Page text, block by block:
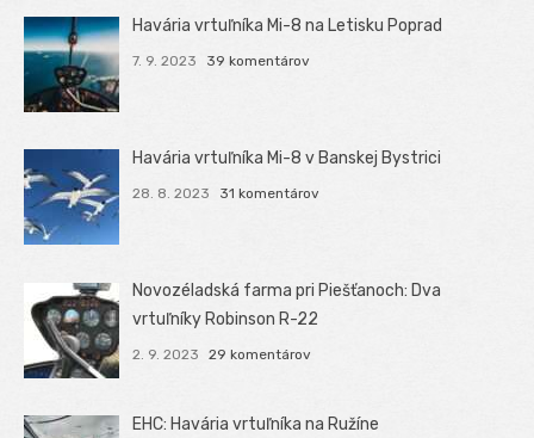
Havária vrtuľníka Mi-8 na Letisku Poprad
7. 9. 2023 39 komentárov
Havária vrtuľníka Mi-8 v Banskej Bystrici
28. 8. 2023 31 komentárov
Novozéladská farma pri Piešťanoch: Dva
vrtuľníky Robinson R-22
2. 9. 2023 29 komentárov
EHC: Havária vrtuľníka na Ružíne